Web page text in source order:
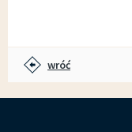
wróć